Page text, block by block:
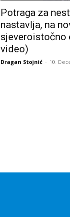
Potraga za
nastavlja, na
sjeveroistočno
video)
Dragan Stojnić - 10.